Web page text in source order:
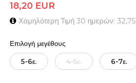
18,20 EUR
Χαμηλότερη Τιμή 30 ημερών: 32,75
Επιλογή μεγέθους
5-6ε. 4-5ε. 6-7ε.